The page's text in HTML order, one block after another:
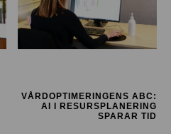
VÅRDOPTIMERINGENS ABC:
AI I RESURSPLANERING
SPARAR TID